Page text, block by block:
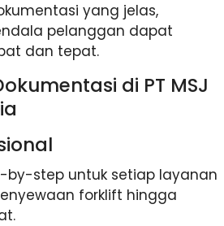
yang jelas,
pelanggan dapat
dan tepat.
di PT MSJ
by-step untuk setiap layanan
forklift hingga